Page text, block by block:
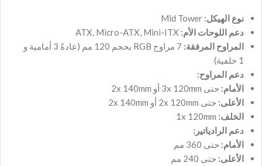
نوع الهيكل:
دعم اللوحات الأم:
المراوح المرفقة:
7 مراوح RGB بحجم 120 مم (عادةً 3 أمامية و
1 خلفية)
دعم المراوح:
الأمام: حتى 3x 120mm أو 2x 140mm
الأعلى: حتى 2x 120mm أو 2x 140mm
الخلف:
دعم الرادياتير:
الأمام: حتى 360 مم
الأعلى: حتى 240 مم